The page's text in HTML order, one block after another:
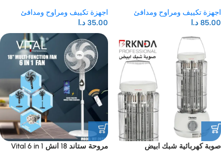
اجهزة تكييف ومراوح ومدافئ
85.00 د.ا
اجهزة تكييف ومراوح ومدافئ
35.00 د.ا
صوبة كهربائية شبك ابيض مروحة ستاند 18 انش Vital 6 in 1